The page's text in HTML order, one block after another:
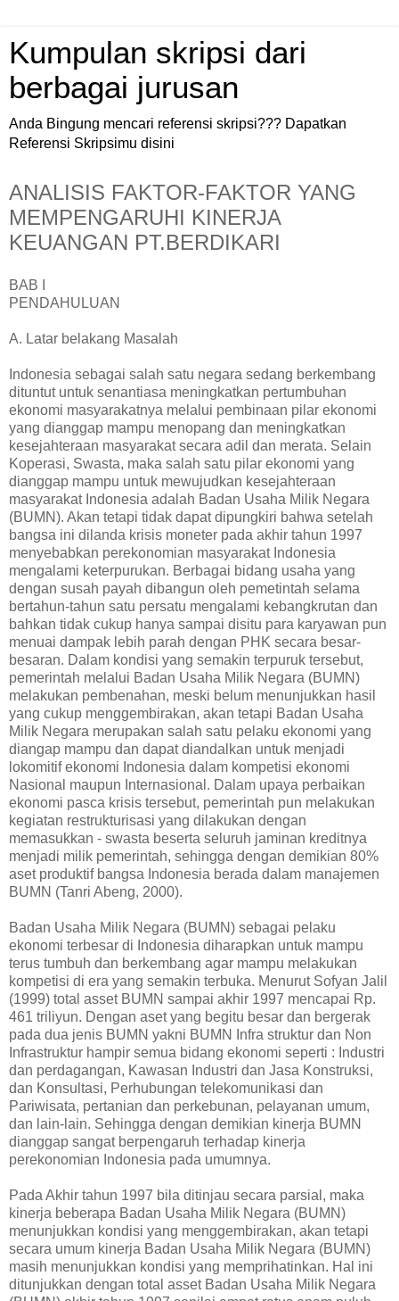
Kumpulan skripsi dari
berbagai jurusan
Anda Bingung mencari referensi skripsi??? Dapatkan
Referensi Skripsimu disini
ANALISIS FAKTOR-FAKTOR YANG
MEMPENGARUHI KINERJA
KEUANGAN PT.BERDIKARI
BAB I
PENDAHULUAN
A. Latar belakang Masalah
Indonesia sebagai salah satu negara sedang berkembang
dituntut untuk senantiasa meningkatkan pertumbuhan
ekonomi masyarakatnya melalui pembinaan pilar ekonomi
yang dianggap mampu menopang dan meningkatkan
kesejahteraan masyarakat secara adil dan merata. Selain
Koperasi, Swasta, maka salah satu pilar ekonomi yang
dianggap mampu untuk mewujudkan kesejahteraan
masyarakat Indonesia adalah Badan Usaha Milik Negara
(BUMN). Akan tetapi tidak dapat dipungkiri bahwa setelah
bangsa ini dilanda krisis moneter pada akhir tahun 1997
menyebabkan perekonomian masyarakat Indonesia
mengalami keterpurukan. Berbagai bidang usaha yang
dengan susah payah dibangun oleh pemetintah selama
bertahun-tahun satu persatu mengalami kebangkrutan dan
bahkan tidak cukup hanya sampai disitu para karyawan pun
menuai dampak lebih parah dengan PHK secara besar-
besaran. Dalam kondisi yang semakin terpuruk tersebut,
pemerintah melalui Badan Usaha Milik Negara (BUMN)
melakukan pembenahan, meski belum menunjukkan hasil
yang cukup menggembirakan, akan tetapi Badan Usaha
Milik Negara merupakan salah satu pelaku ekonomi yang
diangap mampu dan dapat diandalkan untuk menjadi
lokomitif ekonomi Indonesia dalam kompetisi ekonomi
Nasional maupun Internasional. Dalam upaya perbaikan
ekonomi pasca krisis tersebut, pemerintah pun melakukan
kegiatan restrukturisasi yang dilakukan dengan
memasukkan - swasta beserta seluruh jaminan kreditnya
menjadi milik pemerintah, sehingga dengan demikian 80%
aset produktif bangsa Indonesia berada dalam manajemen
BUMN (Tanri Abeng, 2000).
Badan Usaha Milik Negara (BUMN) sebagai pelaku
ekonomi terbesar di Indonesia diharapkan untuk mampu
terus tumbuh dan berkembang agar mampu melakukan
kompetisi di era yang semakin terbuka. Menurut Sofyan Jalil
(1999) total asset BUMN sampai akhir 1997 mencapai Rp.
461 triliyun. Dengan aset yang begitu besar dan bergerak
pada dua jenis BUMN yakni BUMN Infra struktur dan Non
Infrastruktur hampir semua bidang ekonomi seperti : Industri
dan perdagangan, Kawasan Industri dan Jasa Konstruksi,
dan Konsultasi, Perhubungan telekomunikasi dan
Pariwisata, pertanian dan perkebunan, pelayanan umum,
dan lain-lain. Sehingga dengan demikian kinerja BUMN
dianggap sangat berpengaruh terhadap kinerja
perekonomian Indonesia pada umumnya.
Pada Akhir tahun 1997 bila ditinjau secara parsial, maka
kinerja beberapa Badan Usaha Milik Negara (BUMN)
menunjukkan kondisi yang menggembirakan, akan tetapi
secara umum kinerja Badan Usaha Milik Negara (BUMN)
masih menunjukkan kondisi yang memprihatinkan. Hal ini
ditunjukkan dengan total asset Badan Usaha Milik Negara